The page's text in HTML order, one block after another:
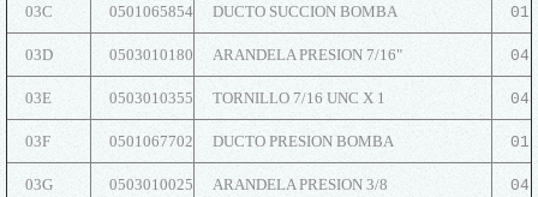
03C 0501065854 DUCTO SUCCION BOMBA 01
03D 0503010180 ARANDELA PRESION 7/16" 04
03E 0503010355 TORNILLO 7/16 UNC X 1 04
03F 0501067702 DUCTO PRESION BOMBA 01
03G 0503010025 ARANDELA PRESION 3/8 04